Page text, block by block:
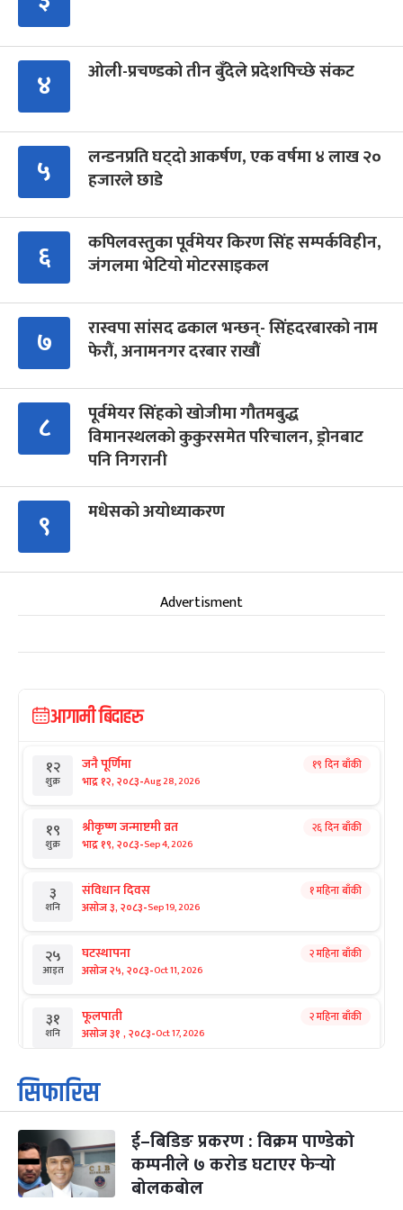
४ ओली-प्रचण्डको तीन बुँदेले प्रदेशपिच्छे संकट
५
लन्डनप्रति घट्दो आकर्षण, एक वर्षमा ४ लाख २०
हजारले छाडे
६
कपिलवस्तुका पूर्वमेयर किरण सिंह सम्पर्कविहीन,
जंगलमा भेटियो मोटरसाइकल
७
रास्वपा सांसद ढकाल भन्छन्- सिंहदरबारको नाम
फेरौं, अनामनगर दरबार राखौं
८
पूर्वमेयर सिंहको खोजीमा गौतमबुद्ध
विमानस्थलको कुकुरसमेत परिचालन, ड्रोनबाट
पनि निगरानी
९ मधेसको अयोध्याकरण
Advertisment
आगामी बिदाहरु
१२
शुक्र
जनै पूर्णिमा
भाद्र १२, २०८३-Aug 28, 2026
१९ दिन बाँकी
१९
शुक्र
श्रीकृष्ण जन्माष्टमी व्रत
भाद्र १९, २०८३-Sep 4, 2026
२६ दिन बाँकी
३
शनि
संविधान दिवस
असोज ३, २०८३-Sep 19, 2026
१ महिना बाँकी
२५
आइत
घटस्थापना
असोज २५, २०८३-Oct 11, 2026
२ महिना बाँकी
३१
शनि
फूलपाती
असोज ३१ , २०८३-Oct 17, 2026
२ महिना बाँकी
१
आइत
कार्तिक सङ्क्रान्ति
कार्तिक १, २०८३
३
मंगल
महानवमी
कार्तिक ३, २०८३-Oct 20, 2026
२ महिना बाँकी
सिफारिस
ई–बिडिङ प्रकरण : विक्रम पाण्डेको
कम्पनीले ७ करोड घटाएर फेर्‍यो
बोलकबोल